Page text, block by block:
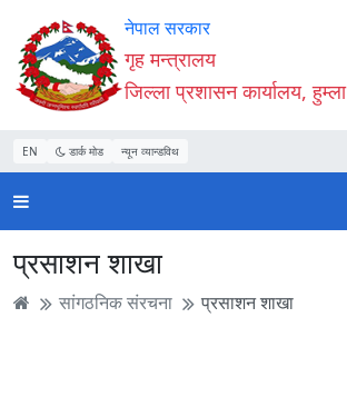
Accessibility
Mode
सुरु
गर्नुहोस्
सामाग्री
पढ्नुहाेस्
नेभिगेसन
पढ्नुहाेस्
वेबसाइट
खोजमा
जानुहोस्
नेपाल सरकार
गृह मन्त्रालय
जिल्ला प्रशासन कार्यालय, हुम्ला
EN डार्क मोड न्यून व्यान्डविथ
प्रसाशन शाखा
सांगठनिक संरचना प्रसाशन शाखा